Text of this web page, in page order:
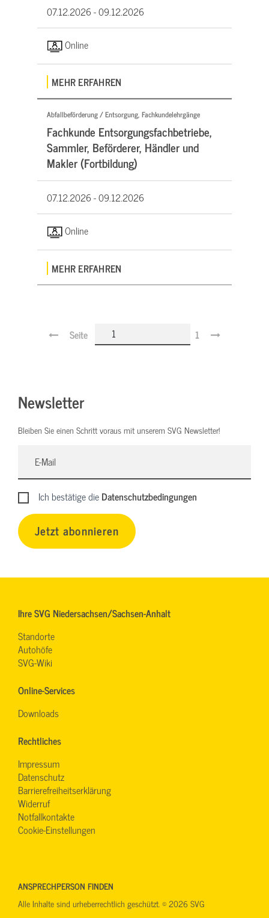
07.12.2026 -09.12.2026
Online
MEHR ERFAHREN
Abfallbeförderung / Entsorgung, Fachkundelehrgänge
Fachkunde Entsorgungsfachbetriebe,
Sammler, Beförderer, Händler und
Makler (Fortbildung)
07.12.2026 -09.12.2026
Online
MEHR ERFAHREN
Seite 1
Newsletter
Bleiben Sie einen Schritt voraus mit unserem SVG Newsletter!
Ich bestätige dieDatenschutzbedingungen
Jetzt abonnieren
Ihre SVG Niedersachsen/Sachsen-Anhalt
Standorte
Autohöfe
SVG-Wiki
Online-Services
Downloads
Rechtliches
Impressum
Datenschutz
Barrierefreiheitserklärung
Widerruf
Notfallkontakte
Cookie-Einstellungen
ANSPRECHPERSON FINDEN
Alle Inhalte sind urheberrechtlich geschützt. © 2026 SVG